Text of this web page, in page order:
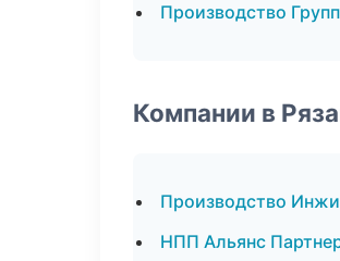
Производство
Компании в
Производство
НПП Альянс